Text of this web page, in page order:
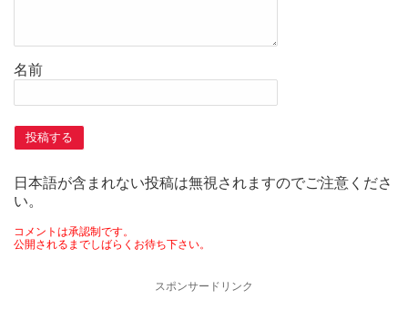
名前
日本語が含まれない投稿は無視されますのでご注意くださ
い。
コメントは承認制です。
公開されるまでしばらくお待ち下さい。
スポンサードリンク